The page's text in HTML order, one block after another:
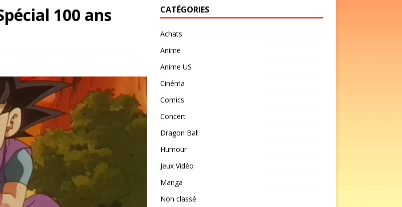
100 ans
CATÉGORIES
Achats
Anime
Anime US
Cinéma
Comics
Concert
Dragon Ball
Humour
Jeux Vidéo
Manga
Non classé